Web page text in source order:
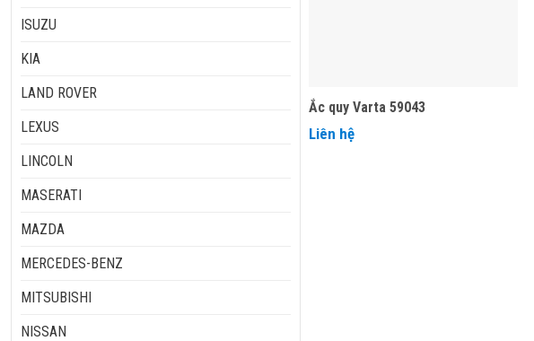
ISUZU
KIA
LAND ROVER
LEXUS
LINCOLN
MASERATI
MAZDA
MERCEDES-BENZ
MITSUBISHI
NISSAN
Ắc quy Varta 59043
Liên hệ